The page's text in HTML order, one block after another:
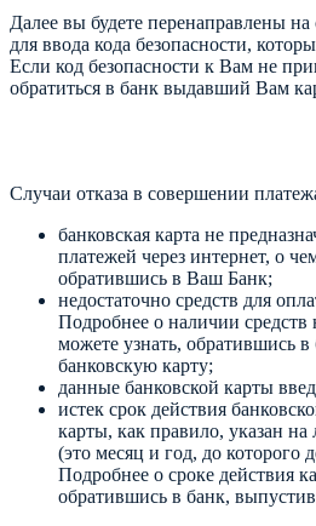
Далее вы будете перенаправлены
для ввода кода безопасности,
Если код безопасности к Вам не
обратиться в банк выдавший Вам
Случаи отказа в совершении
банковская карта не
платежей через интернет, о
обратившись в Ваш Банк;
недостаточно средств для
Подробнее о наличии средств
можете узнать, обратившись
банковскую карту;
данные банковской карты
истек срок действия
карты, как правило, указан
(это месяц и год, до которого
Подробнее о сроке действия
обратившись в банк,